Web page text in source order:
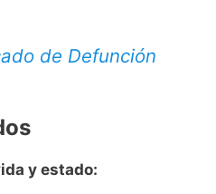
de Defunción
y estado: